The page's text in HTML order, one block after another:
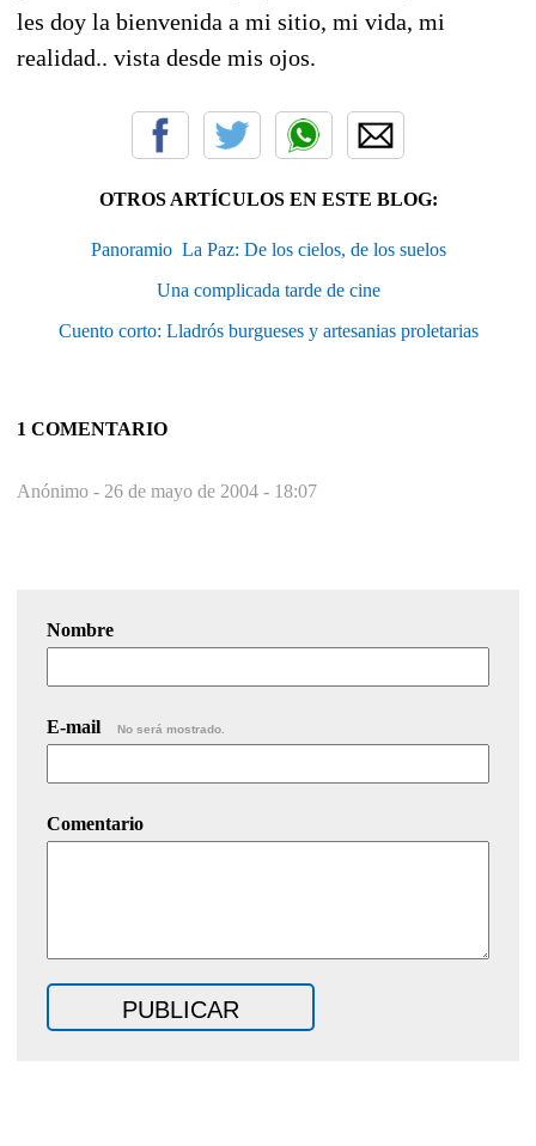
les doy la bienvenida a mi sitio, mi vida, mi
realidad.. vista desde mis ojos.
OTROS ARTÍCULOS EN ESTE BLOG:
Panoramio  La Paz: De los cielos, de los suelos
Una complicada tarde de cine
Cuento corto: Lladrós burgueses y artesanias proletarias
1 COMENTARIO
Anónimo - 26 de mayo de 2004 - 18:07
Nombre
E-mail No será mostrado.
Comentario